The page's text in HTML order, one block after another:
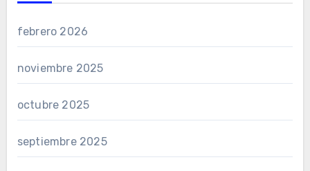
febrero 2026
noviembre 2025
octubre 2025
septiembre 2025